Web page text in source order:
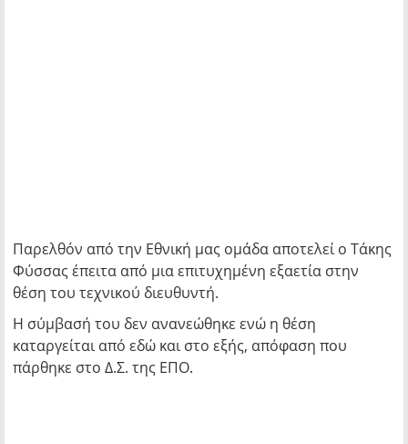
Παρελθόν από την Εθνική μας ομάδα αποτελεί ο Τάκης
Φύσσας έπειτα από μια επιτυχημένη εξαετία στην
θέση του τεχνικού διευθυντή.
Η σύμβασή του δεν ανανεώθηκε ενώ η θέση
καταργείται από εδώ και στο εξής, απόφαση που
πάρθηκε στο Δ.Σ. της ΕΠΟ.